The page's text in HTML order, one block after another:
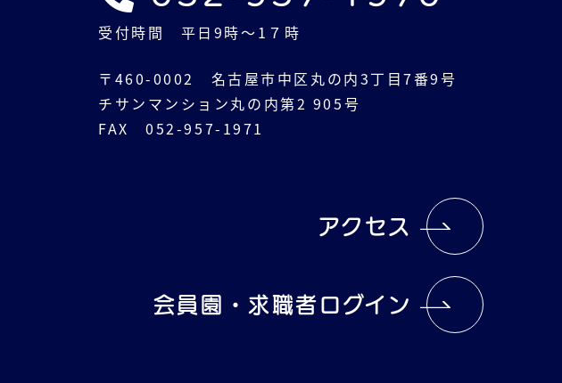
受付時間 平日9時～1７時
〒460-0002 名古屋市中区丸の内3丁目7番9号
チサンマンション丸の内第2 905号
FAX 052-957-1971
アクセス
会員園・求職者ログイン